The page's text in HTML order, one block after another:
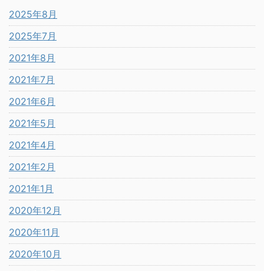
2025年8月
2025年7月
2021年8月
2021年7月
2021年6月
2021年5月
2021年4月
2021年2月
2021年1月
2020年12月
2020年11月
2020年10月